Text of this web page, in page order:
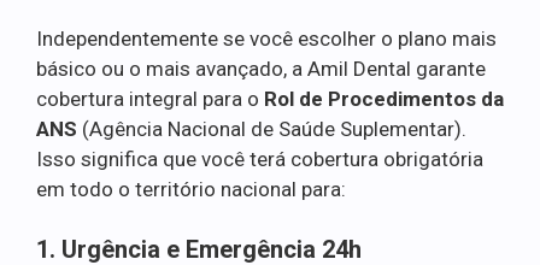
Independentemente se você escolher o plano mais
básico ou o mais avançado, a Amil Dental garante
cobertura integral para o Rol de Procedimentos da
ANS (Agência Nacional de Saúde Suplementar).
Isso significa que você terá cobertura obrigatória
em todo o território nacional para:
1. Urgência e Emergência 24h